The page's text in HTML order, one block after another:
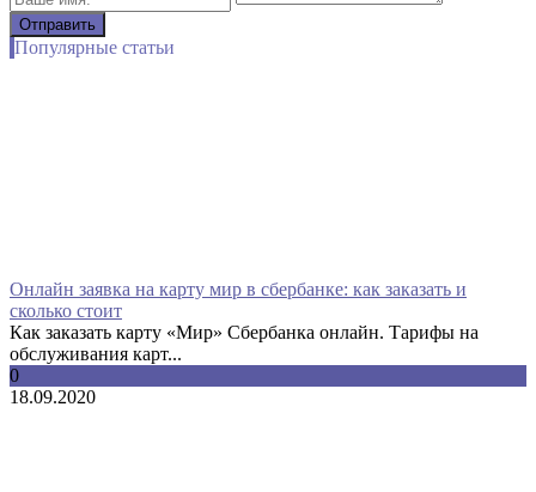
Популярные статьи
Онлайн заявка на карту мир в сбербанке: как заказать и
сколько стоит
Как заказать карту «Мир» Сбербанка онлайн. Тарифы на
обслуживания карт...
0
18.09.2020